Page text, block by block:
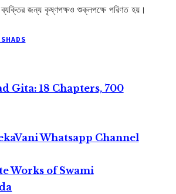
ব্যক্তির জন্য কৃষ্ণপক্ষও শুক্লপক্ষে পরিণত হয়।
Gita: 18 Chapters, 700
Whatsapp Channel
Works of Swami